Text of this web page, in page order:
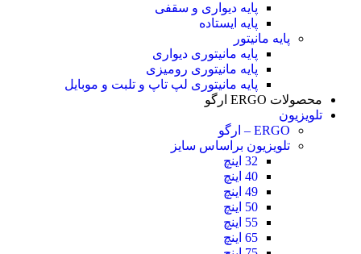
پایه دیواری و سقفی
پایه ایستاده
پایه مانیتور
پایه مانیتوری دیواری
پایه مانیتوری رومیزی
پایه مانیتوری لپ تاپ و تلبت و موبایل
محصولات ERGO ارگو
تلویزیون
ERGO – ارگو
تلویزیون براساس سایز
32 اینچ
40 اینچ
49 اینچ
50 اینچ
55 اینچ
65 اینچ